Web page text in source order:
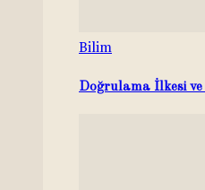
Bilim
Doğrulama İlkesi